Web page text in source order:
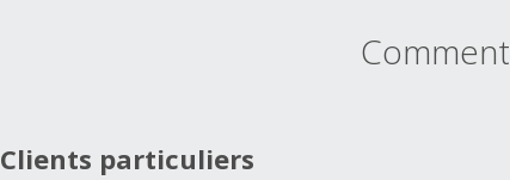
Clients particuliers